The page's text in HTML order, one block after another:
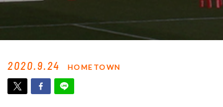
2020.9.24 HOMETOWN